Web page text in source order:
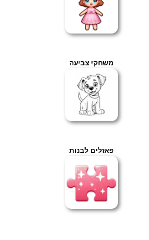
משחקי צביעה
פאזלים לבנות